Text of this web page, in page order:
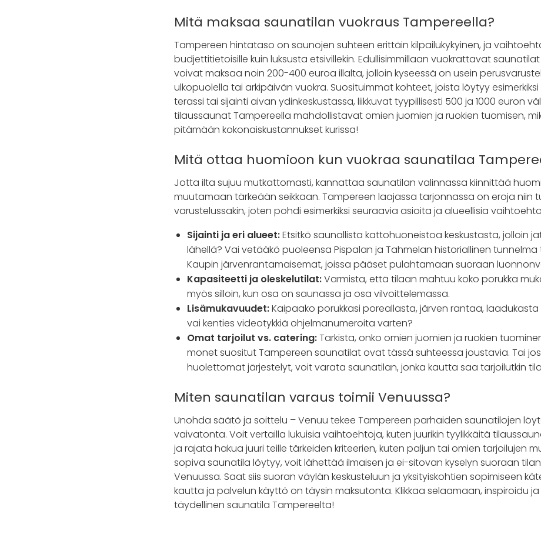
Mitä maksaa saunatilan vuokraus Tampereella?
Tampereen hintataso on saunojen suhteen erittäin kilpailukykyinen, ja
budjettitietoisille kuin luksusta etsivillekin. Edullisimmillaan vuokrattavat
voivat maksaa noin 200-400 euroa illalta, jolloin kyseessä on usein
ulkopuolella tai arkipäivän vuokra. Suosituimmat kohteet, joista löytyy
terassi tai sijainti aivan ydinkeskustassa, liikkuvat tyypillisesti 500 ja 1000 euron
tilaussaunat Tampereella mahdollistavat omien juomien ja ruokien tuomisen,
pitämään kokonaiskustannukset kurissa!
Mitä ottaa huomioon kun vuokraa saunatilaa
Jotta ilta sujuu mutkattomasti, kannattaa saunatilan valinnassa kiinnittää
muutamaan tärkeään seikkaan. Tampereen laajassa tarjonnassa on eroja niin
varustelussakin, joten pohdi esimerkiksi seuraavia asioita ja alueellisia
Sijainti ja eri alueet:Etsitkö saunallista kattohuoneistoa keskustasta, jolloin
lähellä? Vai vetääkö puoleensa Pispalan ja Tahmelan historiallinen tunnelma
Kaupin järvenrantamaisemat, joissa pääset pulahtamaan suoraan
Kapasiteetti ja oleskelutilat:Varmista, että tilaan mahtuu koko porukka
myös silloin, kun osa on saunassa ja osa vilvoittelemassa.
Lisämukavuudet:Kaipaako porukkasi poreallasta, järven rantaa,
vai kenties videotykkiä ohjelmanumeroita varten?
Omat tarjoilut vs. catering:Tarkista, onko omien juomien ja ruokien
monet suositut Tampereen saunatilat ovat tässä suhteessa joustavia. Tai
huolettomat järjestelyt, voit varata saunatilan, jonka kautta saa tarjoilutkin
Miten saunatilan varaus toimii Venuussa?
Unohda säätö ja soittelu – Venuu tekee Tampereen parhaiden saunatilojen
vaivatonta. Voit vertailla lukuisia vaihtoehtoja, kuten juurikin tyylikkäitä
ja rajata hakua juuri teille tärkeiden kriteerien, kuten paljun tai omien tarjoilujen
sopiva saunatila löytyy, voit lähettää ilmaisen ja ei-sitovan kyselyn suoraan
Venuussa. Saat siis suoran väylän keskusteluun ja yksityiskohtien sopimiseen
kautta ja palvelun käyttö on täysin maksutonta. Klikkaa selaamaan, inspiroidu
täydellinen saunatila Tampereelta!